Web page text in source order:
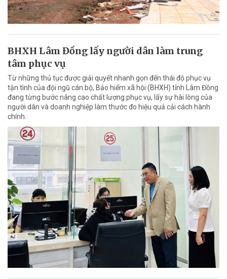
BHXH Lâm Đồng lấy người dân làm trung
tâm phục vụ
Từ những thủ tục được giải quyết nhanh gọn đến thái độ phục vụ
tận tình của đội ngũ cán bộ, Bảo hiểm xã hội (BHXH) tỉnh Lâm Đồng
đang từng bước nâng cao chất lượng phục vụ, lấy sự hài lòng của
người dân và doanh nghiệp làm thước đo hiệu quả cải cách hành
chính.